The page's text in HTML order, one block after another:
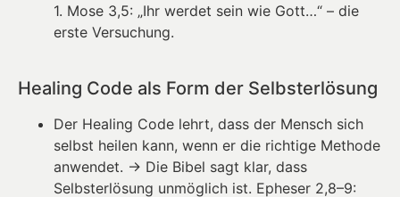
1. Mose 3,5: „Ihr werdet sein wie Gott…“ – die
erste Versuchung.
Healing Code als Form der Selbsterlösung
Der Healing Code lehrt, dass der Mensch sich
selbst heilen kann, wenn er die richtige Methode
anwendet. → Die Bibel sagt klar, dass
Selbsterlösung unmöglich ist. Epheser 2,8–9: